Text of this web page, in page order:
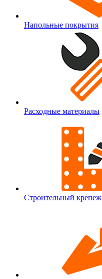
Напольные покрытия
Расходные материалы
Строительный крепеж